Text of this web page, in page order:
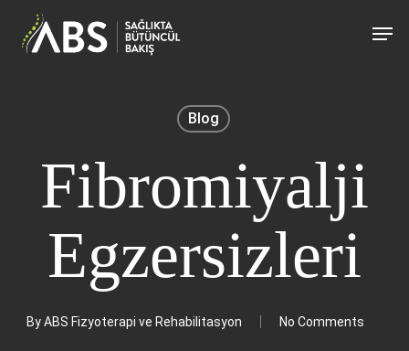
Blog
Fibromiyalji
Egzersizleri
ByABS Fizyoterapi ve Rehabilitasyon No Comments